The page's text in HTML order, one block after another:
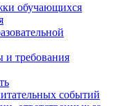
обучающихся
и требования
событий